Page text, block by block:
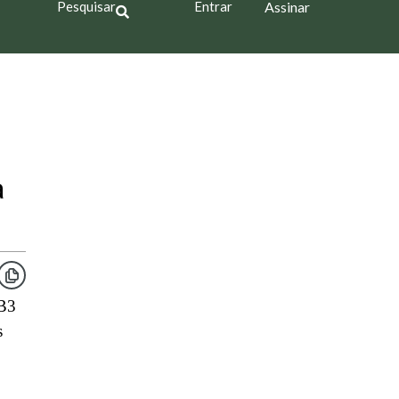
Pesquisar Entrar Assinar